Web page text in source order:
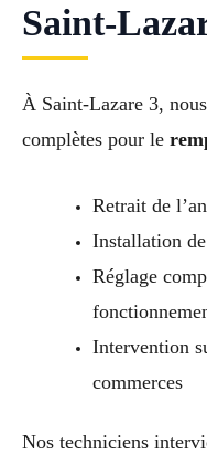
Saint-
À Saint-Lazare 3,
complètes pour le
Retrait de
Installation
Réglage
Intervention
commerces
Nos techniciens